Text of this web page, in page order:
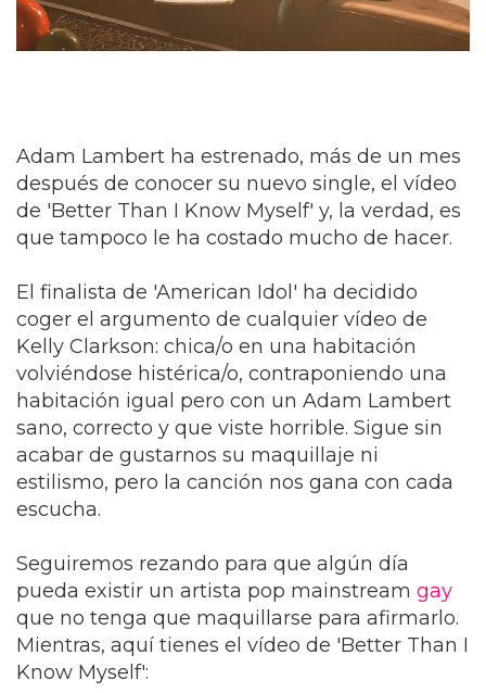
Adam Lambert ha estrenado, más de un mes
después de conocer su nuevo single, el vídeo
de 'Better Than I Know Myself' y, la verdad, es
que tampoco le ha costado mucho de hacer.
El finalista de 'American Idol' ha decidido
coger el argumento de cualquier vídeo de
Kelly Clarkson: chica/o en una habitación
volviéndose histérica/o, contraponiendo una
habitación igual pero con un Adam Lambert
sano, correcto y que viste horrible. Sigue sin
acabar de gustarnos su maquillaje ni
estilismo, pero la canción nos gana con cada
escucha.
Seguiremos rezando para que algún día
pueda existir un artista pop mainstream gay
que no tenga que maquillarse para afirmarlo.
Mientras, aquí tienes el vídeo de 'Better Than I
Know Myself':